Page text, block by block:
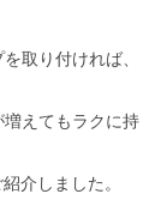
取り付ければ、
えてもラクに持
介しました。